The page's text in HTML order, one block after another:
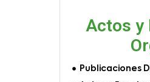
Actos y
Publicaciones